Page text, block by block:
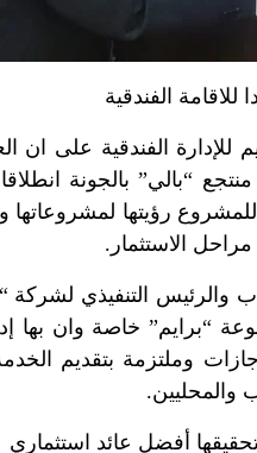
الفندقية
للإدارة الفندقية على
“بالي” بالجونة
رؤيتها لمشروعاتها
الاستثمار.
التنفيذي لشركة
“برايم” خاصة وان بها
وملتزمة بتقديم
والمحليين.
أفضل عائد استثماري